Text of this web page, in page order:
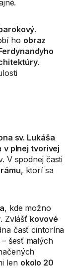
.
ho obraz
.
sv. Lukáša
v plnej tvorivej
V spodnej časti
, ktorí sa
, kde možno
. Zvlášť kovové
časť cintorína
– šesť malých
len okolo 20